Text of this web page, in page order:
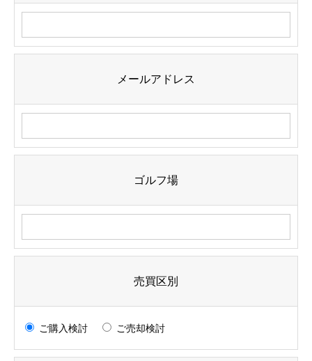
メールアドレス
ゴルフ場
売買区別
ご購入検討 ご売却検討